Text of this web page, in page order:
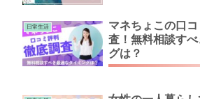
日常生活
マネちょこの口
査！無料相談す
グは？